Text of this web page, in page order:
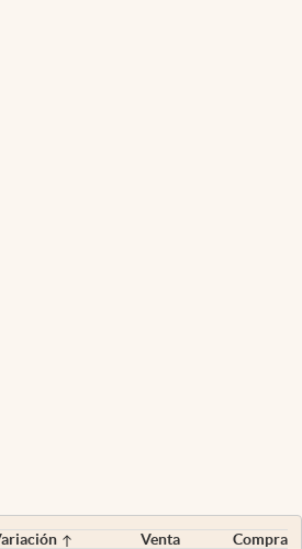
Venta
Compra